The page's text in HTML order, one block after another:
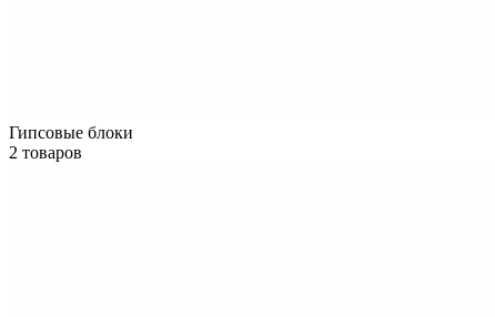
Гипсовые блоки
2 товаров